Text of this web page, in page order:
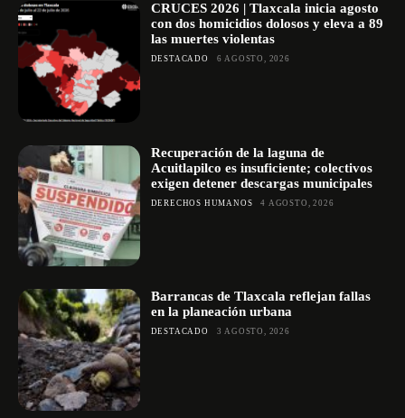
CRUCES 2026 | Tlaxcala inicia agosto
con dos homicidios dolosos y eleva a 89
las muertes violentas
DESTACADO 6 AGOSTO, 2026
Recuperación de la laguna de
Acuitlapilco es insuficiente; colectivos
exigen detener descargas municipales
DERECHOS HUMANOS 4 AGOSTO, 2026
Barrancas de Tlaxcala reflejan fallas
en la planeación urbana
DESTACADO 3 AGOSTO, 2026